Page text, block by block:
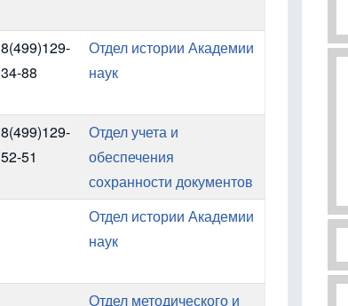
8(499)129-
34-88
Отдел истории Академии
наук
8(499)129-
52-51
Отдел учета и
обеспечения
сохранности документов
Отдел истории Академии
наук
Отдел методического и